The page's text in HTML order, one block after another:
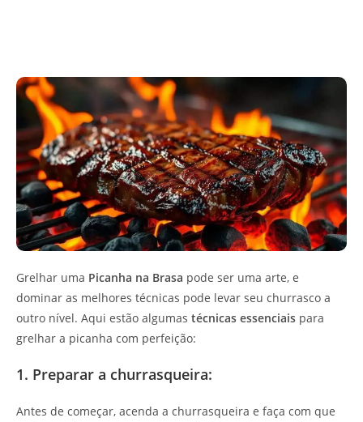
Grelhar uma Picanha na Brasa pode ser uma arte, e
dominar as melhores técnicas pode levar seu churrasco a
outro nível. Aqui estão algumas técnicas essenciais para
grelhar a picanha com perfeição:
1. Preparar a churrasqueira:
Antes de começar, acenda a churrasqueira e faça com que